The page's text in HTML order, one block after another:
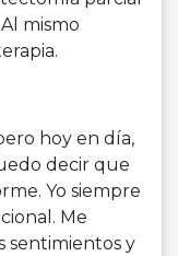
mismo
hoy en día,
decir que
Yo siempre
Me
sentimientos y